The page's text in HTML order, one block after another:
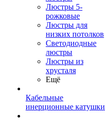
Люстры 5-
рожковые
Люстры для
низких потолков
Cветодиодные
люстры
Люстры из
хрусталя
Ещё
Кабельные
инерционные катушки